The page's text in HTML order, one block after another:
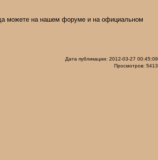
можете на нашем форуме и на официальном
Дата публикации: 2012-03-27 00:45:09
Просмотров: 5413